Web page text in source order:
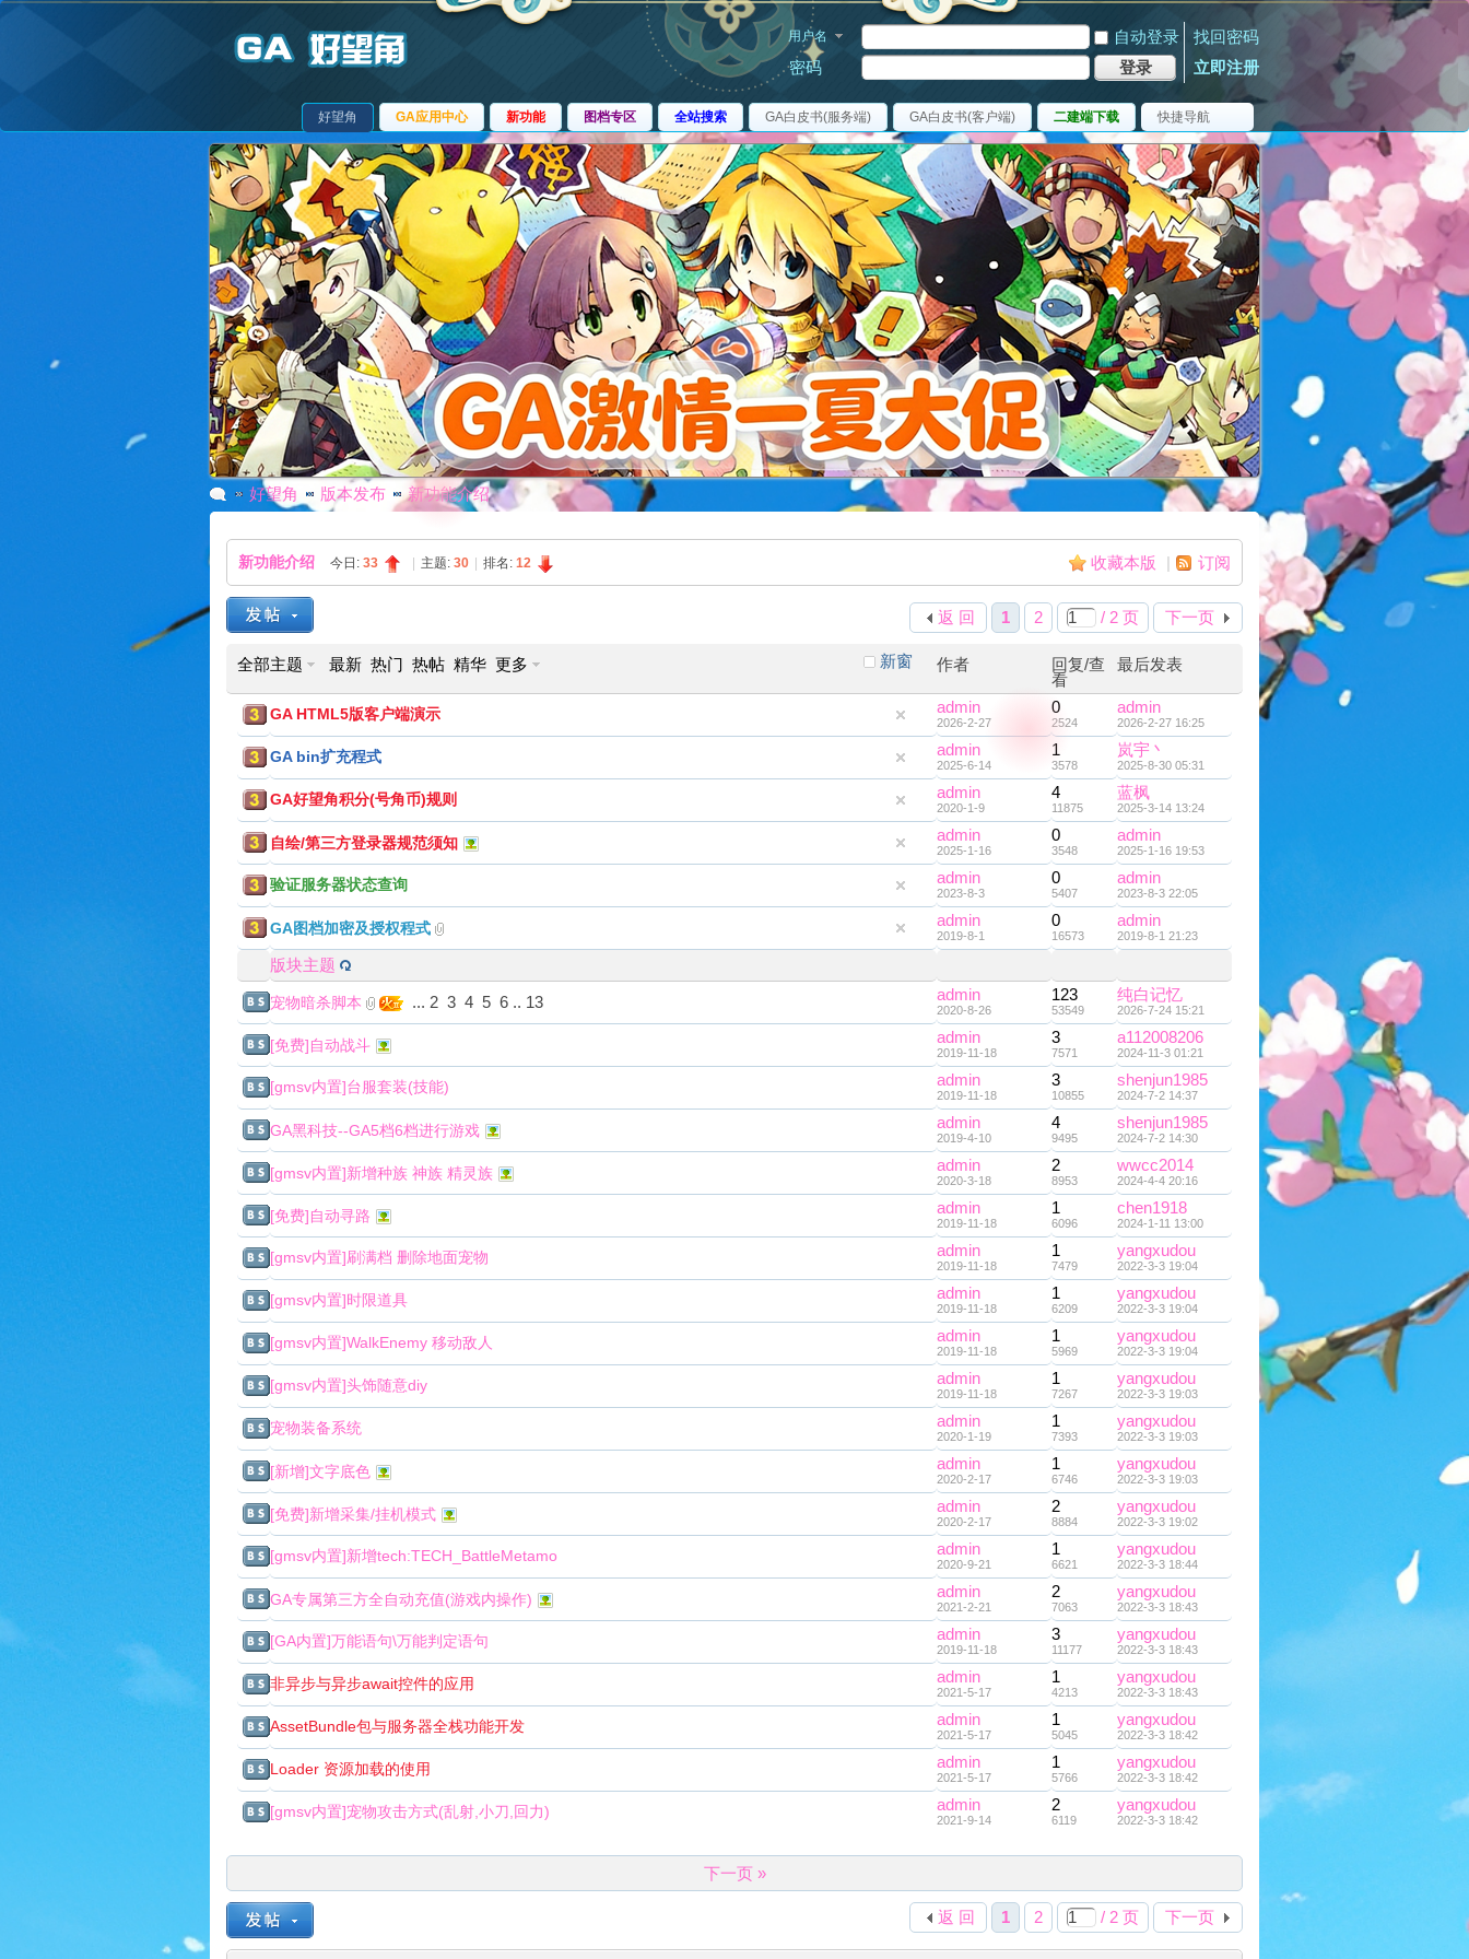
用户名 自动登录
找回密码
密码
登录 立即注册
好望角 GA应用中心 新功能 图档专区 全站搜索 GA白皮书(服务端) GA白皮书(客户端) 二建端下载 快捷导航
»
好望角
›
版本发布
›
新功能介绍
收藏本版 | 订阅
新功能介绍 今日: 33 主题: 30 排名: 12
1 2 / 2 页 下一页
返 回
新窗
全部主题 最新 热门 热帖 精华 更多 作者
回复/查
看
最后发表
GA HTML5版客户端演示 admin
2026-2-27
0
2524
admin
2026-2-27 16:25
GA bin扩充程式 admin
2025-6-14
1
3578
岚宇丶
2025-8-30 05:31
GA好望角积分(号角币)规则 admin
2020-1-9
4
11875
蓝枫
2025-3-14 13:24
自绘/第三方登录器规范须知 admin
2025-1-16
0
3548
admin
2025-1-16 19:53
验证服务器状态查询 admin
2023-8-3
0
5407
admin
2023-8-3 22:05
GA图档加密及授权程式 admin
2019-8-1
0
16573
admin
2019-8-1 21:23
版块主题
宠物暗杀脚本 ... 2 3 4 5 6 .. 13 admin
2020-8-26
123
53549
纯白记忆
2026-7-24 15:21
[免费]自动战斗 admin
2019-11-18
3
7571
a112008206
2024-11-3 01:21
[gmsv内置]台服套装(技能) admin
2019-11-18
3
10855
shenjun1985
2024-7-2 14:37
GA黑科技--GA5档6档进行游戏 admin
2019-4-10
4
9495
shenjun1985
2024-7-2 14:30
[gmsv内置]新增种族 神族 精灵族 admin
2020-3-18
2
8953
wwcc2014
2024-4-4 20:16
[免费]自动寻路 admin
2019-11-18
1
6096
chen1918
2024-1-11 13:00
[gmsv内置]刷满档 删除地面宠物 admin
2019-11-18
1
7479
yangxudou
2022-3-3 19:04
[gmsv内置]时限道具 admin
2019-11-18
1
6209
yangxudou
2022-3-3 19:04
[gmsv内置]WalkEnemy 移动敌人 admin
2019-11-18
1
5969
yangxudou
2022-3-3 19:04
[gmsv内置]头饰随意diy admin
2019-11-18
1
7267
yangxudou
2022-3-3 19:03
宠物装备系统 admin
2020-1-19
1
7393
yangxudou
2022-3-3 19:03
[新增]文字底色 admin
2020-2-17
1
6746
yangxudou
2022-3-3 19:03
[免费]新增采集/挂机模式 admin
2020-2-17
2
8884
yangxudou
2022-3-3 19:02
[gmsv内置]新增tech:TECH_BattleMetamo admin
2020-9-21
1
6621
yangxudou
2022-3-3 18:44
GA专属第三方全自动充值(游戏内操作) admin
2021-2-21
2
7063
yangxudou
2022-3-3 18:43
[GA内置]万能语句\万能判定语句 admin
2019-11-18
3
11177
yangxudou
2022-3-3 18:43
非异步与异步await控件的应用 admin
2021-5-17
1
4213
yangxudou
2022-3-3 18:43
AssetBundle包与服务器全栈功能开发 admin
2021-5-17
1
5045
yangxudou
2022-3-3 18:42
Loader 资源加载的使用 admin
2021-5-17
1
5766
yangxudou
2022-3-3 18:42
[gmsv内置]宠物攻击方式(乱射,小刀,回力) admin
2021-9-14
2
6119
yangxudou
2022-3-3 18:42
下一页 »
1 2 / 2 页 下一页
返 回